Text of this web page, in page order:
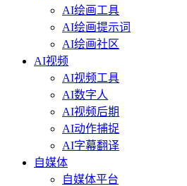
AI绘画工具
AI绘画提示词
AI绘画社区
AI视频
AI视频工具
AI数字人
AI视频后期
AI动作捕捉
AI字幕翻译
自媒体
自媒体平台